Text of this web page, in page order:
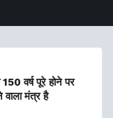
वर्ष पूरे होने पर
मंत्र है